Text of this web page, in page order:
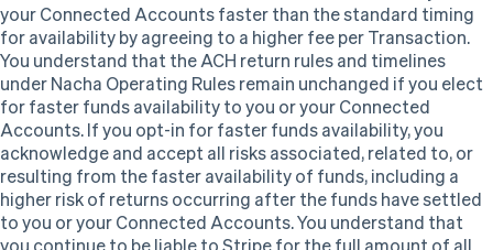
your Connected Accounts faster than the standard timing
for availability by agreeing to a higher fee per Transaction.
You understand that the ACH return rules and timelines
under Nacha Operating Rules remain unchanged if you elect
for faster funds availability to you or your Connected
Accounts. If you opt-in for faster funds availability, you
acknowledge and accept all risks associated, related to, or
resulting from the faster availability of funds, including a
higher risk of returns occurring after the funds have settled
to you or your Connected Accounts. You understand that
you continue to be liable to Stripe for the full amount of all